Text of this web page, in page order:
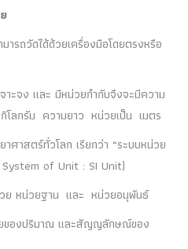
รถวัดได้ด้วยเครื่องมือโดยตรงหรือ
าะจง และ มีหน่วยกำกับจึงจะมีความ
โลกรัม ความยาว หน่วยเป็น เมตร
ศาสตร์ทั่วโลก เรียกว่า “ระบบหน่วย
of Unit : SI Unit)
วย หน่วยฐาน และ หน่วยอนุพันธ์
ของปริมาณ และสัญญลักษณ์ของ